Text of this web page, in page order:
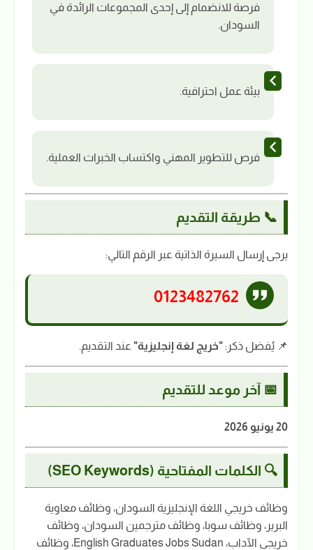
فرصة للانضمام إلى إحدى المجموعات الرائدة في
السودان.
بيئة عمل احترافية.
فرص للتطوير المهني واكتساب الخبرات العملية.
📞 طريقة التقديم
يرجى إرسال السيرة الذاتية عبر الرقم التالي:
0123482762
📌 يُفضل ذكر: "خريج لغة إنجليزية" عند التقديم.
📅 آخر موعد للتقديم
20 يونيو 2026
🔍 الكلمات المفتاحية (SEO Keywords)
وظائف خريجي اللغة الإنجليزية السودان، وظائف معاوية
البرير، وظائف سوبا، وظائف مترجمين السودان، وظائف
خريجي الآداب، English Graduates Jobs Sudan، وظائف